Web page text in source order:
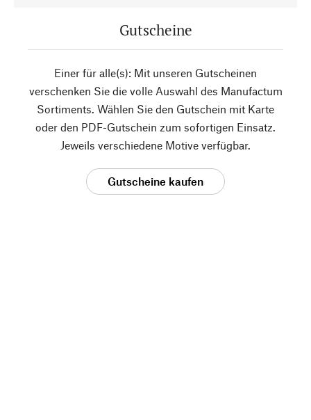
Gutscheine
Einer für alle(s): Mit unseren Gutscheinen
verschenken Sie die volle Auswahl des Manufactum
Sortiments. Wählen Sie den Gutschein mit Karte
oder den PDF-Gutschein zum sofortigen Einsatz.
Jeweils verschiedene Motive verfügbar.
Gutscheine kaufen